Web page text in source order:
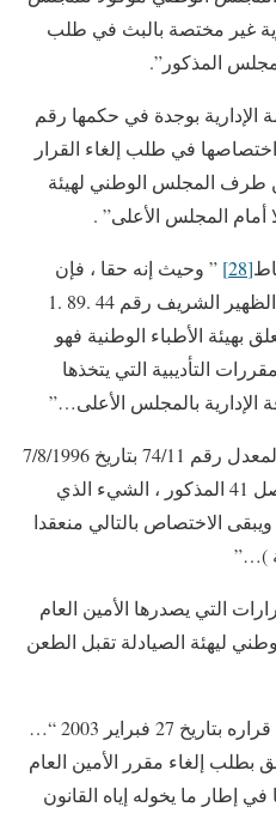
غير مختصة بالبث في طلب
المذكور”.
بوجدة في حكمها رقم
في طلب إلغاء القرار
طرف المجلس الوطني لهيئة
أمام المجلس الأعلى” .
[28]
” وحيث إنه حقا ، فإن
بالرجوع إلى نص الفصل 41 من الظهير الشريف رقم 44 .89 .1
قانون يتعلق بهيئة الأطباء الوطنية فهو
التأديبية التي يتخذها
الإدارية بالمجلس الأعلى…”
وحيث إنه بعد مراجعة القانون المعدل رقم 74/11 بتاريخ 7/8/1996
فإنه لم يطرأ أي تعديل على الفصل 41 المذكور ، الشيء الذي
الاختصاص بالتالي منعقدا
)…”
التي يصدرها الأمين العام
ليهئة الصيادلة تقبل الطعن
وهو ما أكده المجلس الأعلى في قراره بتاريخ 27 فبراير 2003 “…
إلغاء مقرر الأمين العام
في إطار ما يخوله إياه القانون